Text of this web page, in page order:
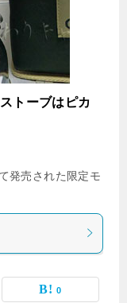
トーブはピカ
発売された限定モ
0